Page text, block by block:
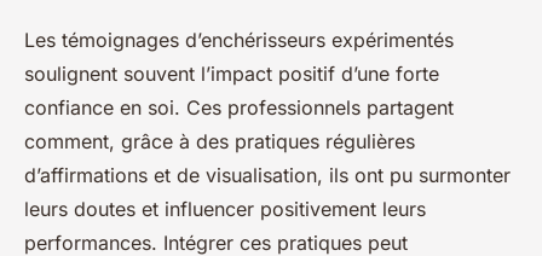
Les témoignages d’enchérisseurs expérimentés
soulignent souvent l’impact positif d’une forte
confiance en soi. Ces professionnels partagent
comment, grâce à des pratiques régulières
d’affirmations et de visualisation, ils ont pu surmonter
leurs doutes et influencer positivement leurs
performances. Intégrer ces pratiques peut